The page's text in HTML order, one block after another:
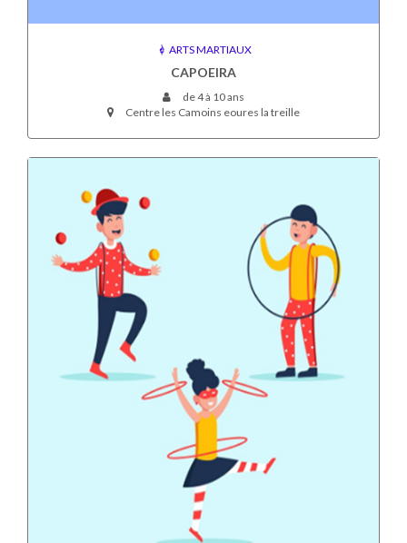
ARTS MARTIAUX
CAPOEIRA
de 4 à 10 ans
Centre les Camoins eoures la treille